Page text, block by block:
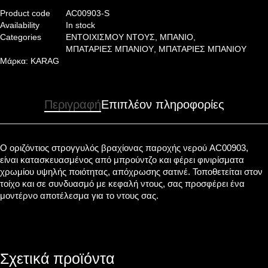
Product code
AC00903-S
Availability
In stock
Categories
ΕΝΤΟΙΧΙΣΜΟΥ ΝΤΟΥΣ, ΜΠΑΝΙΟ,
ΜΠΑΤΑΡΙΕΣ ΜΠΑΝΙΟΥ, ΜΠΑΤΑΡΙΕΣ ΜΠΑΝΙΟΥ
Μάρκα: KARAG
ΠεριγραφήΕπιπλέον πληροφορίες
Ο οριζόντιος στρογγυλός βραχίονας παροχής νερού AC00903,
είναι κατασκευασμένος από μπρούντζο και φέρει φινιρίσματα
χρωμίου υψηλής ποιότητας, απόχρωσης σατινέ. Τοποθετείται στον
τοίχο και σε συνδυασμό με κεφαλή ντους, σας προσφέρει ένα
μοντέρνο αποτέλεσμα για το ντους σας.
Σχετικά προϊόντα